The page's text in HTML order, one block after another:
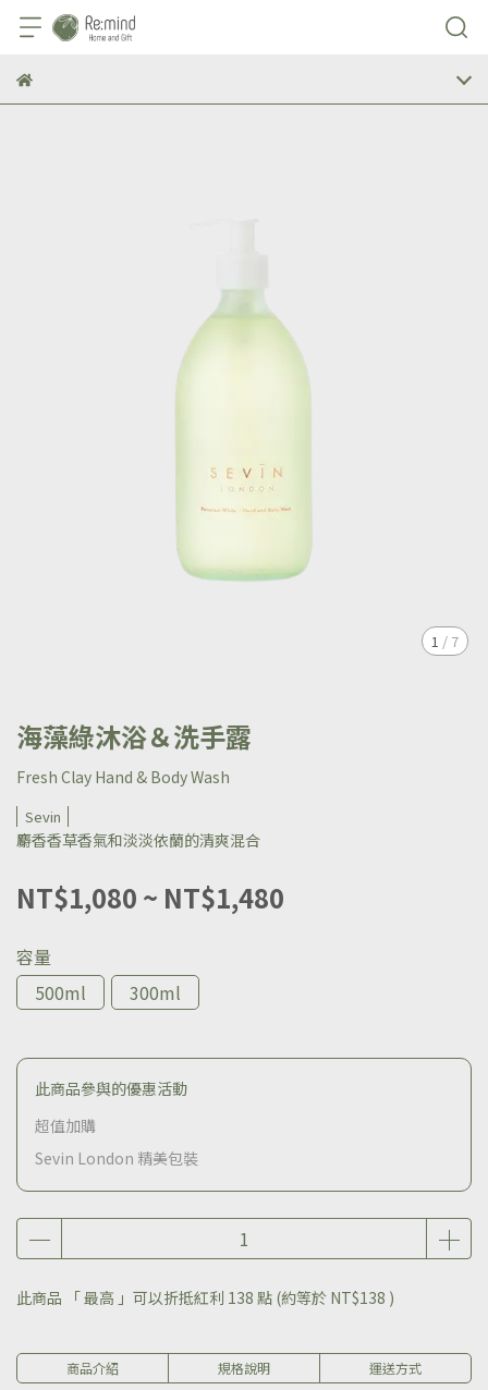
1 / 7
海藻綠沐浴＆洗手露
Fresh Clay Hand & Body Wash
Sevin
麝香香草香氣和淡淡依蘭的清爽混合
NT$1,080 ~ NT$1,480
容量
500ml
300ml
此商品參與的優惠活動
超值加購
Sevin London 精美包裝
此商品 「 最高 」可以折抵紅利 138 點 (約等於 NT$138 )
商品介紹 規格說明 運送方式